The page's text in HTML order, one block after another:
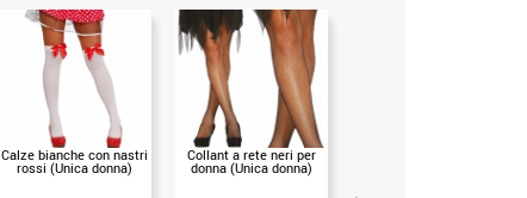
Calze bianche con nastri
rossi (Unica donna)
Collant a rete neri per
donna (Unica donna)